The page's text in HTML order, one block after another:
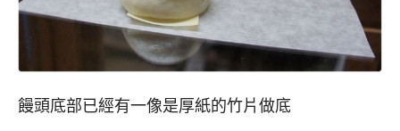
饅頭底部已經有一像是厚紙的竹片做底